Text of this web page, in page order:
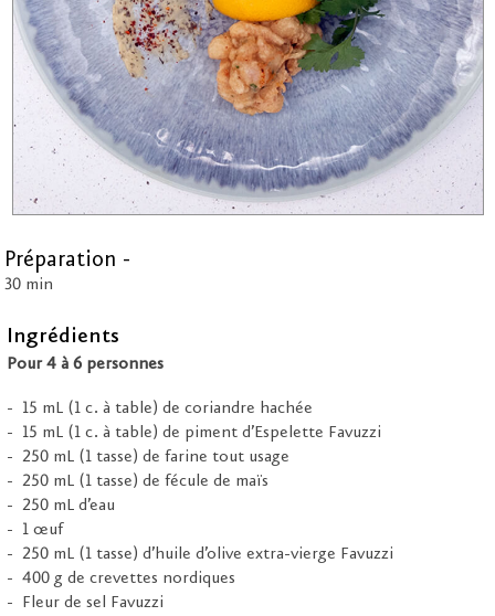
Préparation -
30 min
Ingrédients
Pour 4 à 6 personnes
15 mL (1 c. à table) de coriandre hachée
15 mL (1 c. à table) de piment d’Espelette Favuzzi
250 mL (1 tasse) de farine tout usage
250 mL (1 tasse) de fécule de maïs
250 mL d’eau
1 œuf
250 mL (1 tasse) d’huile d’olive extra-vierge Favuzzi
400 g de crevettes nordiques
Fleur de sel Favuzzi